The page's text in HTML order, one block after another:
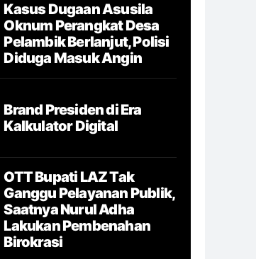
Kasus Dugaan Asusila
Oknum Perangkat Desa
Pelambik Berlanjut, Polisi
Diduga Masuk Angin
Brand Presiden di Era
Kalkulator Digital
OTT Bupati LAZ Tak
Ganggu Pelayanan Publik,
Saatnya Nurul Adha
Lakukan Pembenahan
Birokrasi